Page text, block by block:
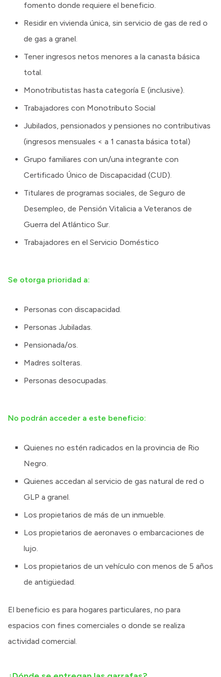
fomento donde requiere el beneficio.
Residir en vivienda única, sin servicio de gas de red o
de gas a granel.
Tener ingresos netos menores a la canasta básica
total.
Monotributistas hasta categoría E (inclusive).
Trabajadores con Monotributo Social
Jubilados, pensionados y pensiones no contributivas
(ingresos mensuales < a 1 canasta básica total)
Grupo familiares con un/una integrante con
Certificado Único de Discapacidad (CUD).
Titulares de programas sociales, de Seguro de
Desempleo, de Pensión Vitalicia a Veteranos de
Guerra del Atlántico Sur.
Trabajadores en el Servicio Doméstico
Se otorga prioridad a:
Personas con discapacidad.
Personas Jubiladas.
Pensionada/os.
Madres solteras.
Personas desocupadas.
No podrán acceder a este beneficio:
Quienes no estén radicados en la provincia de Rio
Negro.
Quienes accedan al servicio de gas natural de red o
GLP a granel.
Los propietarios de más de un inmueble.
Los propietarios de aeronaves o embarcaciones de
lujo.
Los propietarios de un vehículo con menos de 5 años
de antigüedad.
El beneficio es para hogares particulares, no para
espacios con fines comerciales o donde se realiza
actividad comercial.